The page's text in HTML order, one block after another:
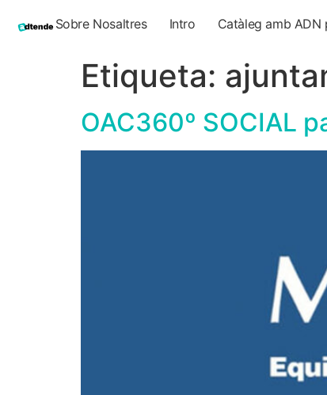
Sobre Nosaltres Intro Catàleg amb ADN
Etiqueta:
OAC360º SOCIAL